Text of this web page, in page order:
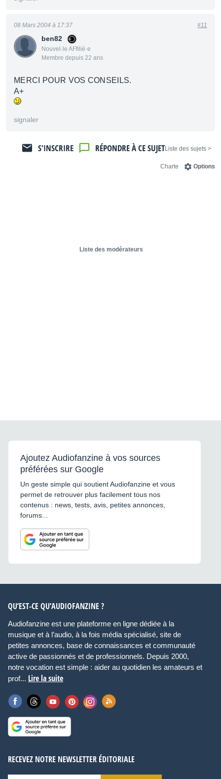
ben82
Nouvel·le AFfilié·e
Membre depuis 22 ans
08 Mars 2004 à 17:37 #11
MERCI POUR VOS CONSEILS.
A+
signaler
< Liste des sujets
RÉPONDRE À CE SUJET
S'INSCRIRE
Options
Charte
Liste des modérateurs
Ajoutez Audiofanzine à vos sources
préférées sur Google
Un geste simple qui soutient Audiofanzine et vous
permet de retrouver plus facilement tous nos
contenus : news, tests, avis, petites annonces,
forums...
QU’EST-CE QU’AUDIOFANZINE ?
Audiofanzine est une plateforme en ligne dédiée à la
musique et à l’audio, à la fois média spécialisé, site de
petites annonces, base de connaissances et communauté
active de passionnés et de professionnels. Depuis 2000,
notre vocation est simple : aider au quotidien les amateurs et
prof... Lire la suite
RECEVEZ NOTRE NEWSLETTER ÉDITORIALE